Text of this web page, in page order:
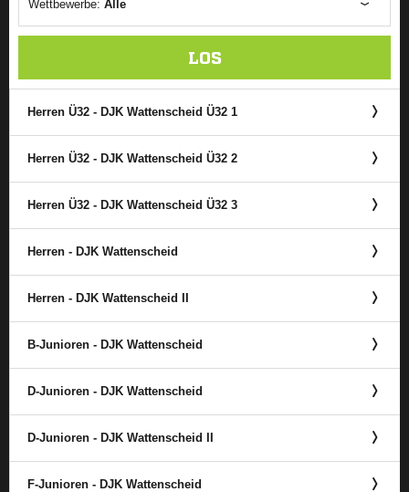
Wettbewerbe: Alle
LOS
Herren Ü32 - DJK Wattenscheid Ü32 1
Herren Ü32 - DJK Wattenscheid Ü32 2
Herren Ü32 - DJK Wattenscheid Ü32 3
Herren - DJK Wattenscheid
Herren - DJK Wattenscheid II
B-Junioren - DJK Wattenscheid
D-Junioren - DJK Wattenscheid
D-Junioren - DJK Wattenscheid II
F-Junioren - DJK Wattenscheid